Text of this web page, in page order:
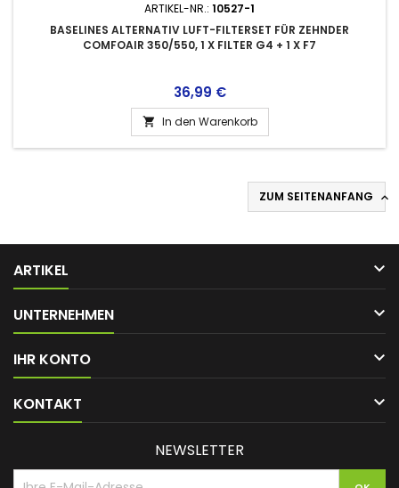
ARTIKEL-NR.: 10527-1
BASELINES ALTERNATIV LUFT-FILTERSET FÜR ZEHNDER
COMFOAIR 350/550, 1 X FILTER G4 + 1 X F7
Preis
36,99 €
 In den Warenkorb
ZUM SEITENANFANG 
ARTIKEL 
UNTERNEHMEN 
IHR KONTO 
KONTAKT 
NEWSLETTER